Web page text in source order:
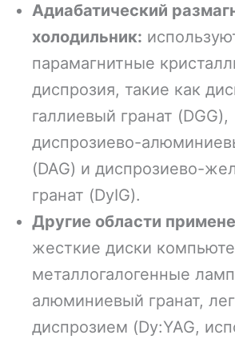
Адиабатический
холодильник:
парамагнитные
диспрозия, такие как
галлиевый гранат (DGG),
диспрозиево-
(DAG) и диспрозиево-
гранат (DyIG).
Другие области
жесткие диски
металлогалогенные
алюминиевый гранат,
диспрозием (Dy:YAG,